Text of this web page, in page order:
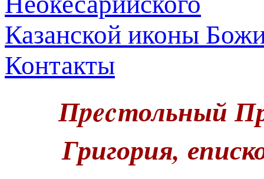
Казанской иконы
Контакты
Пpecтольный
Григория,